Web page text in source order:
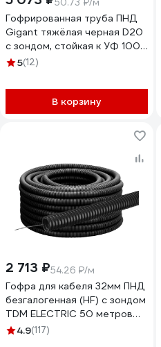
50.73 ₽/м
Гофрированная труба ПНД
Gigant тяжёлая черная D20
с зондом, стойкая к УФ 100м
21120GI
5(12)
В корзину
2 713 ₽54.26 ₽/м
Гофра для кабеля 32мм ПНД
безгалогенная (HF) с зондом
TDM ELECTRIC 50 метров
легкая черная SQ0413-0004
4.9(117)